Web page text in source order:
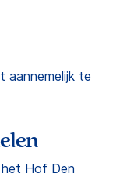
aannemelijk te
het Hof Den